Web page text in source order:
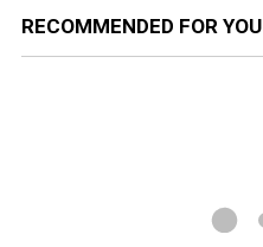
RECOMMENDED FOR YOU